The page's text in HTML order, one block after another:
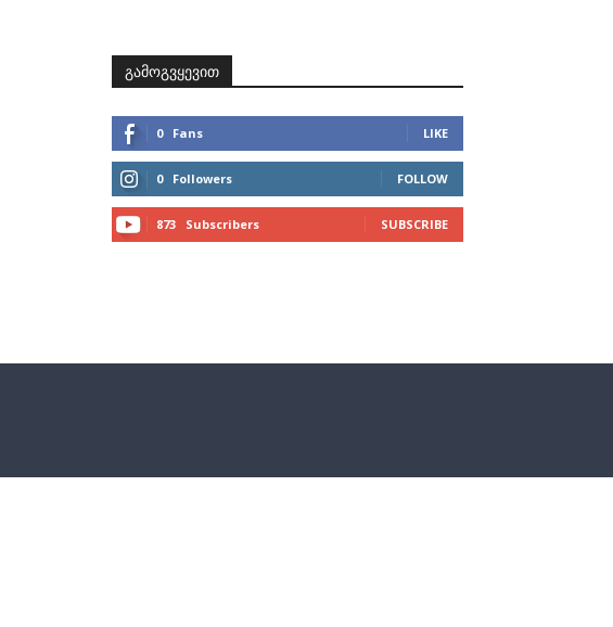
გამოგვყევით
0 Fans LIKE
0 Followers FOLLOW
873 Subscribers SUBSCRIBE